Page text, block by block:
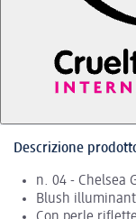
Descrizione
n. 04 - Chelsea
Blush